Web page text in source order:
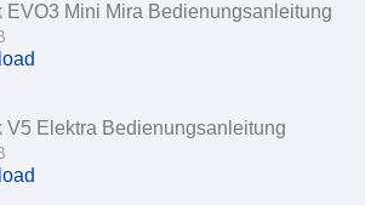
EVO3 Mini Mira Bedienungsanleitung
V5 Elektra Bedienungsanleitung